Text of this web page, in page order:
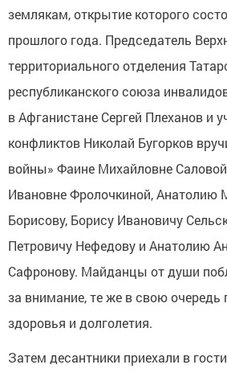
землякам, открытие которого
прошлого года. Председатель
территориального отделения
республиканского союза
в Афганистане Сергей Плеханов и
конфликтов Николай Бугорков
войны» Фаине Михайловне
Ивановне Фролочкиной, Анатолию
Борисову, Борису Ивановичу
Петровичу Нефедову и Анатолию
Сафронову. Майданцы от души
за внимание, те же в свою
здоровья и долголетия.
Затем десантники приехали в